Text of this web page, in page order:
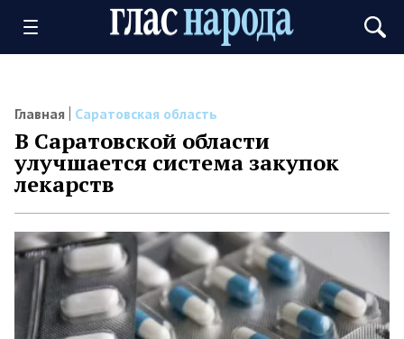
Главная Саратовская область
В Саратовской области
улучшается система закупок
лекарств